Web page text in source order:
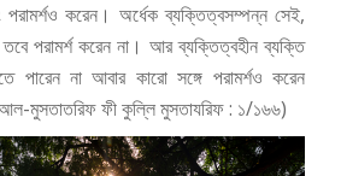
পরামর্শও করেন। অর্ধেক ব্যক্তিত্বসম্পন্ন সেই,
তবে পরামর্শ করেন না। আর ব্যক্তিত্বহীন ব্যক্তি
পারেন না আবার কারো সঙ্গে পরামর্শও করেন
আল-মুসতাতরিফ ফী কুল্লি মুসতাযরিফ : ১/১৬৬)